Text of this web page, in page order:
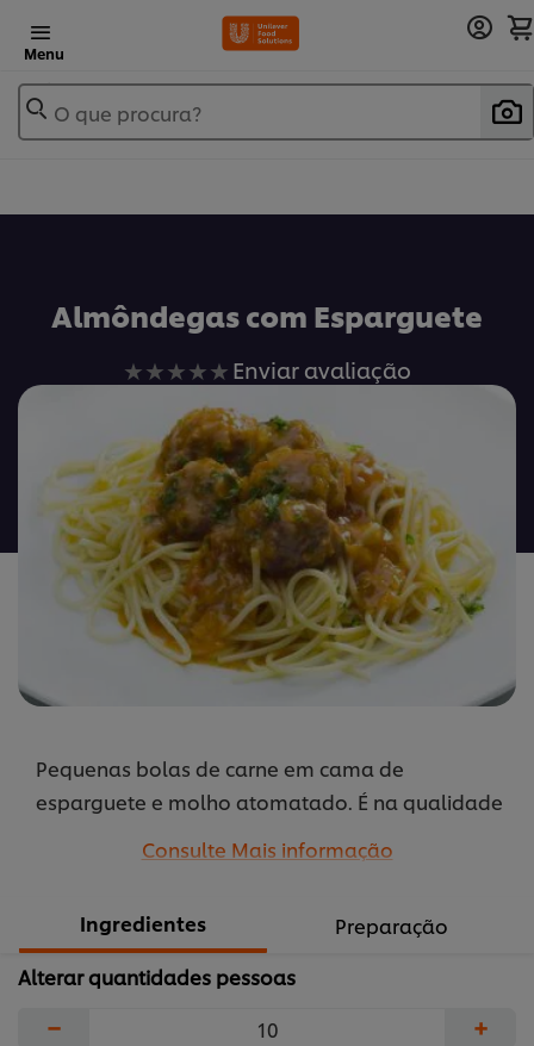
Menu
O que procura?
Almôndegas com Esparguete
Nenhuma
enviada
para
este
recipe
Enviar avaliação
Pequenas bolas de carne em cama de
esparguete e molho atomatado. É na qualidade
eterna receita que nos lembra a infância.
Consulte Mais informação
Ingredientes
Preparação
Alterar quantidades pessoas
− +